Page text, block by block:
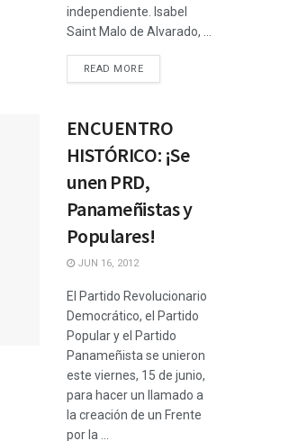
independiente. Isabel
Saint Malo de Alvarado, ...
READ MORE
ENCUENTRO
HISTÓRICO: ¡Se
unen PRD,
Panameñistas y
Populares!
JUN 16, 2012
El Partido Revolucionario
Democrático, el Partido
Popular y el Partido
Panameñista se unieron
este viernes, 15 de junio,
para hacer un llamado a
la creación de un Frente
por la ...